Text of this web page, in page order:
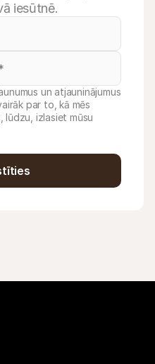
iesūtnē.
un atjauninājumus
par to, kā mēs
lūdzu, izlasiet mūsu